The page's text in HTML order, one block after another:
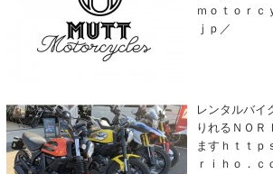
ｍｏｔｏｒｃ
ｊｐ／
レンタルバイ
りれるＮＯＲ
ますｈｔｔｐ
ｒｉｈｏ．ｃ